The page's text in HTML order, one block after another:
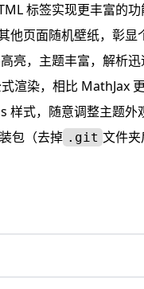
标签实现更丰富的
他页面随机壁纸，彰显
亮，主题丰富，解析迅
渲染，相比 MathJax
样式，随意调整主题外
包（去掉 .git 文件